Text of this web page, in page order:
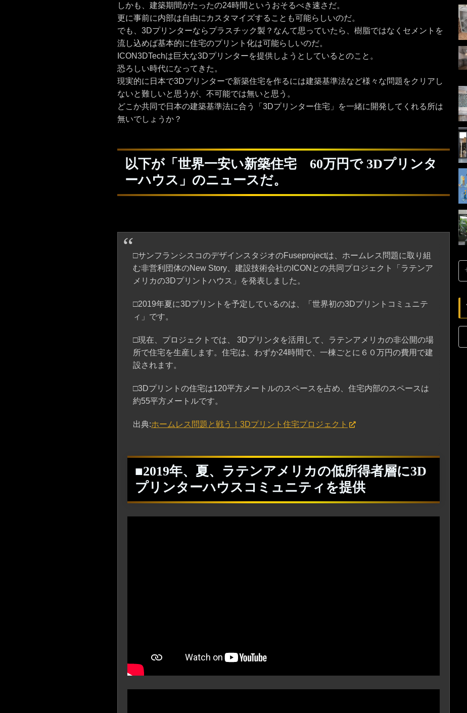
しかも、建築期間がたったの24時間というおそるべき速さだ。
更に事前に内部は自由にカスタマイズすることも可能らしいのだ。
でも、3Dプリンターならプラスチック製？なんて思っていたら、樹脂ではなくセメントを
流し込めば基本的に住宅のプリント化は可能らしいのだ。
ICON3DTechは巨大な3Dプリンターを提供しようとしているとのこと。
恐ろしい時代になってきた。
現実的に日本で3Dプリンターで新築住宅を作るには建築基準法など様々な問題をクリアし
ないと難しいと思うが、不可能では無いと思う。
どこか共同で日本の建築基準法に合う「3Dプリンター住宅」を一緒に開発してくれる所は
無いでしょうか？
以下が「世界一安い新築住宅 60万円で 3Dプリンタ
ーハウス」のニュースだ。
□サンフランシスコのデザインスタジオのFuseprojectは、ホームレス問題に取り組
む非営利団体のNew Story、建設技術会社のICONとの共同プロジェクト「ラテンア
メリカの3Dプリントハウス」を発表しました。
□2019年夏に3Dプリントを予定しているのは、「世界初の3Dプリントコミュニテ
ィ」です。
□現在、プロジェクトでは、 3Dプリンタを活用して、ラテンアメリカの非公開の場
所で住宅を生産します。住宅は、わずか24時間で、一棟ごとに６０万円の費用で建
設されます。
□3Dプリントの住宅は120平方メートルのスペースを占め、住宅内部のスペースは
約55平方メートルです。
出典:ホームレス問題と戦う！3Dプリント住宅プロジェクト
■2019年、夏、ラテンアメリカの低所得者層に3D
プリンターハウスコミュニティを提供